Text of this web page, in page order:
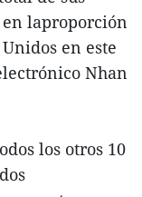
laproporción
en este
Nhan
los otros 10